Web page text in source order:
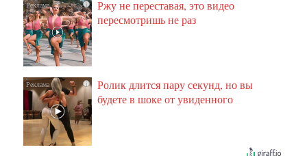
i
Ржу не переставая, это видео
пересмотришь не раз
i
Ролик длится пару секунд, но вы
будете в шоке от увиденного